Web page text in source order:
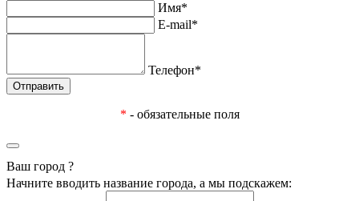
Имя*
E-mail*
Телефон*
* - обязательные поля
Ваш город ?
Начните вводить название города, а мы подскажем: